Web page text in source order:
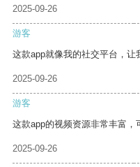
2025-09-26
游客
这款app就像我的社交平台，让
2025-09-26
游客
这款app的视频资源非常丰富，
2025-09-26